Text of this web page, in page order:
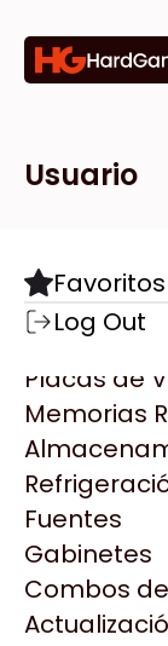
Componentes
Placas de
Memorias
Fuentes
Gabinetes
Combos de
Marcas
Todas las
AMD
AULA
Acer
Adata
AeroCool
Antec
Arkham
Asrock
Tiendas
Destacadas
Usuario
Favoritos
Log Out
GAB
H16TG